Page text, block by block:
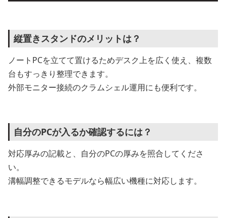
縦置きスタンドのメリットは？
ノートPCを立てて置けるためデスク上を広く使え、複数
台もすっきり整理できます。
外部モニター接続のクラムシェル運用にも便利です。
自分のPCが入るか確認するには？
対応厚みの記載と、自分のPCの厚みを照合してくださ
い。
溝幅調整できるモデルなら幅広い機種に対応します。